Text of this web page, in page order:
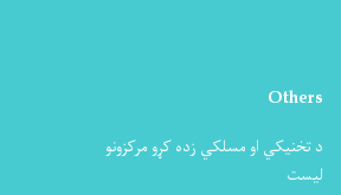
Others
د تخنیکي او مسلکي زده کړو مرکزونو
لیست